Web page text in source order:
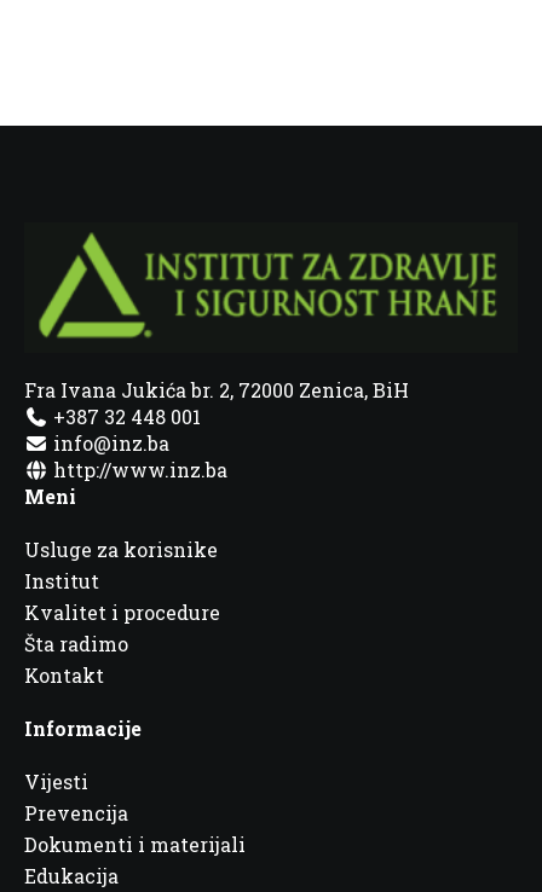
Fra Ivana Jukića br. 2, 72000 Zenica, BiH
+387 32 448 001
info@inz.ba
http://www.inz.ba
Meni
Usluge za korisnike
Institut
Kvalitet i procedure
Šta radimo
Kontakt
Informacije
Vijesti
Prevencija
Dokumenti i materijali
Edukacija